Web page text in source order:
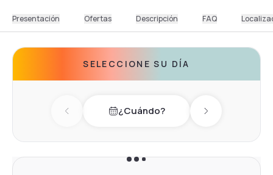
Presentación Ofertas Descripción FAQ
SELECCIONE SU DÍA
Previous day¿Cuándo? Next day